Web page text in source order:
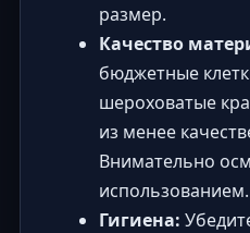
размер.
Качество
бюджетные
шероховатые
из менее
Внимательно
использованием.
Гигиена: